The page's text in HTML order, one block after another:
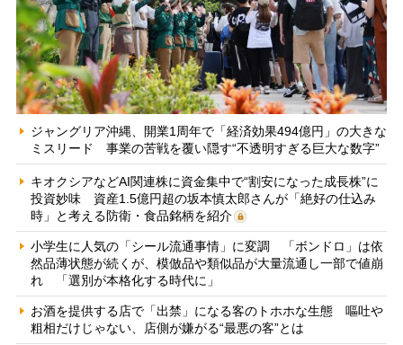
ジャングリア沖縄、開業1周年で「経済効果494億円」の大きな
ミスリード 事業の苦戦を覆い隠す“不透明すぎる巨大な数字”
キオクシアなどAI関連株に資金集中で“割安になった成長株”に
投資妙味 資産1.5億円超の坂本慎太郎さんが「絶好の仕込み
時」と考える防衛・食品銘柄を紹介
小学生に人気の「シール流通事情」に変調 「ボンドロ」は依
然品薄状態が続くが、模倣品や類似品が大量流通し一部で値崩
れ 「選別が本格化する時代に」
お酒を提供する店で「出禁」になる客のトホホな生態 嘔吐や
粗相だけじゃない、店側が嫌がる“最悪の客”とは